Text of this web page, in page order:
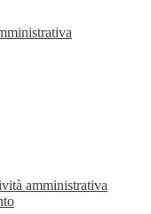
amministrativa